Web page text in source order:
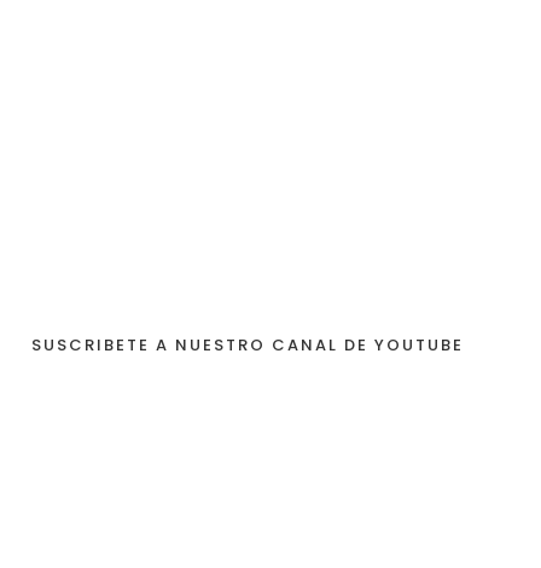
SUSCRIBETE A NUESTRO CANAL DE YOUTUBE